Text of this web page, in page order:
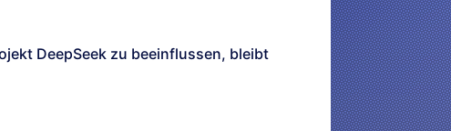
DeepSeek zu beeinflussen, bleibt